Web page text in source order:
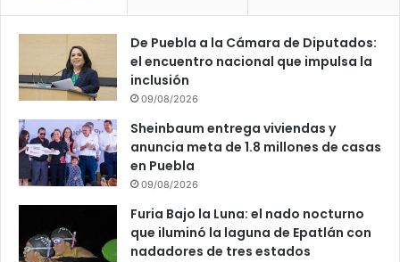
De Puebla a la Cámara de Diputados:
el encuentro nacional que impulsa la
inclusión
09/08/2026
Sheinbaum entrega viviendas y
anuncia meta de 1.8 millones de casas
en Puebla
09/08/2026
Furia Bajo la Luna: el nado nocturno
que iluminó la laguna de Epatlán con
nadadores de tres estados